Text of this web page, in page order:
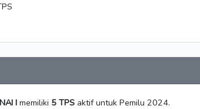
I memiliki 5 TPS aktif untuk Pemilu 2024.